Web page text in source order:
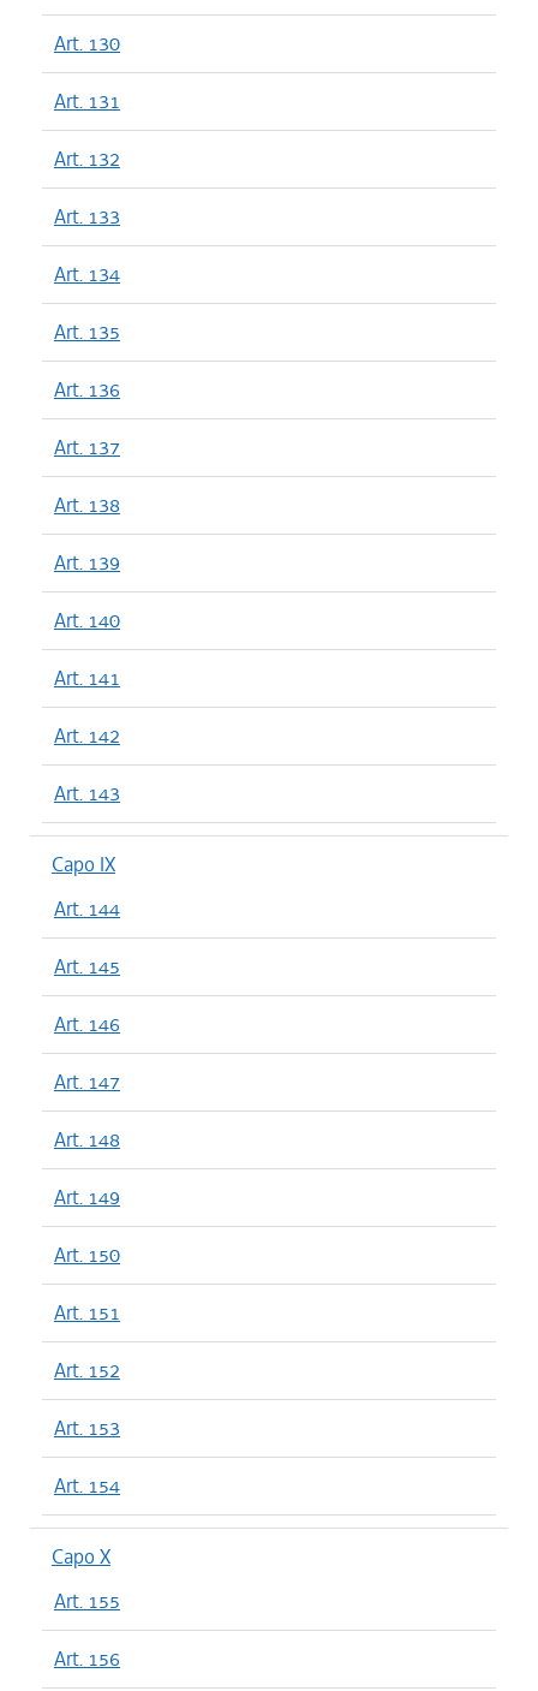
Art. 130
Art. 131
Art. 132
Art. 133
Art. 134
Art. 135
Art. 136
Art. 137
Art. 138
Art. 139
Art. 140
Art. 141
Art. 142
Art. 143
Capo IX
Art. 144
Art. 145
Art. 146
Art. 147
Art. 148
Art. 149
Art. 150
Art. 151
Art. 152
Art. 153
Art. 154
Capo X
Art. 155
Art. 156